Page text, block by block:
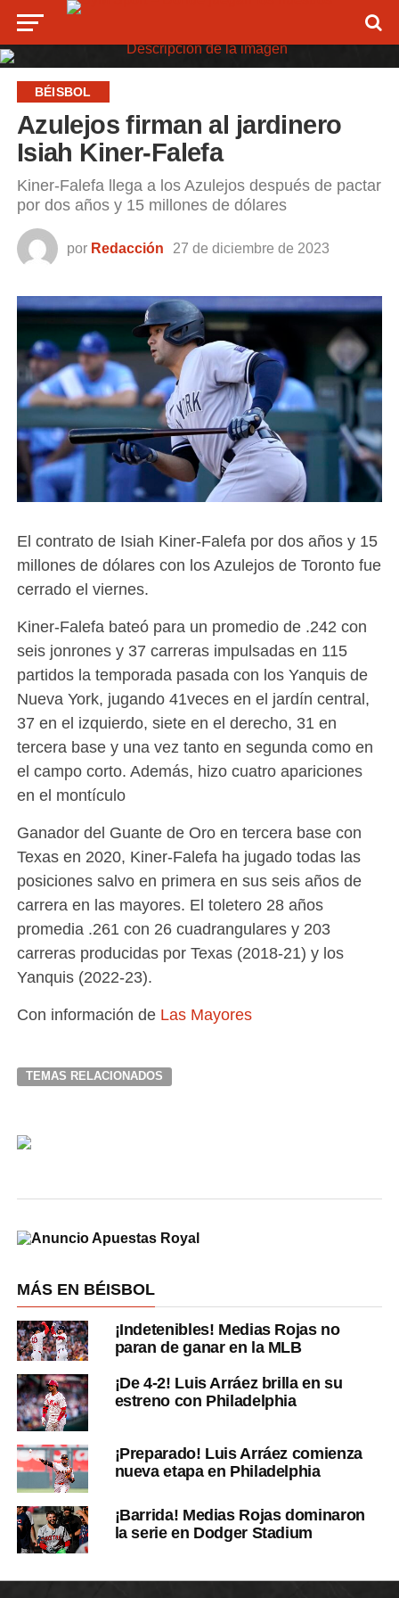
BÉISBOL
Azulejos firman al jardinero
Isiah Kiner-Falefa
Kiner-Falefa llega a los Azulejos después de pactar
por dos años y 15 millones de dólares
por Redacción 27 de diciembre de 2023
El contrato de Isiah Kiner-Falefa por dos años y 15
millones de dólares con los Azulejos de Toronto fue
cerrado el viernes.
Kiner-Falefa bateó para un promedio de .242 con
seis jonrones y 37 carreras impulsadas en 115
partidos la temporada pasada con los Yanquis de
Nueva York, jugando 41veces en el jardín central,
37 en el izquierdo, siete en el derecho, 31 en
tercera base y una vez tanto en segunda como en
el campo corto. Además, hizo cuatro apariciones
en el montículo
Ganador del Guante de Oro en tercera base con
Texas en 2020, Kiner-Falefa ha jugado todas las
posiciones salvo en primera en sus seis años de
carrera en las mayores. El toletero 28 años
promedia .261 con 26 cuadrangulares y 203
carreras producidas por Texas (2018-21) y los
Yanquis (2022-23).
Con información de Las Mayores
TEMAS RELACIONADOS
MÁS EN BÉISBOL
¡Indetenibles! Medias Rojas no
paran de ganar en la MLB
¡De 4-2! Luis Arráez brilla en su
estreno con Philadelphia
¡Preparado! Luis Arráez comienza
nueva etapa en Philadelphia
¡Barrida! Medias Rojas dominaron
la serie en Dodger Stadium